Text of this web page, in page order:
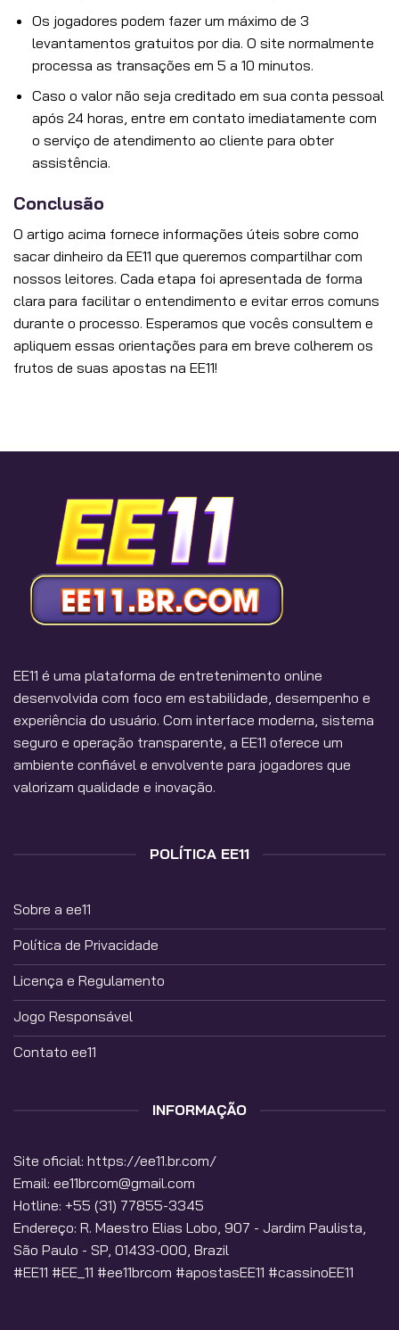
Os jogadores podem fazer um máximo de 3
levantamentos gratuitos por dia. O site normalmente
processa as transações em 5 a 10 minutos.
Caso o valor não seja creditado em sua conta pessoal
após 24 horas, entre em contato imediatamente com
o serviço de atendimento ao cliente para obter
assistência.
Conclusão
O artigo acima fornece informações úteis sobre como
sacar dinheiro da EE11 que queremos compartilhar com
nossos leitores. Cada etapa foi apresentada de forma
clara para facilitar o entendimento e evitar erros comuns
durante o processo. Esperamos que vocês consultem e
apliquem essas orientações para em breve colherem os
frutos de suas apostas na EE11!
EE11 é uma plataforma de entretenimento online
desenvolvida com foco em estabilidade, desempenho e
experiência do usuário. Com interface moderna, sistema
seguro e operação transparente, a EE11 oferece um
ambiente confiável e envolvente para jogadores que
valorizam qualidade e inovação.
POLÍTICA EE11
Sobre a ee11
Política de Privacidade
Licença e Regulamento
Jogo Responsável
Contato ee11
INFORMAÇÃO
Site oficial: https://ee11.br.com/
Email: ee11brcom@gmail.com
Hotline: +55 (31) 77855-3345
Endereço: R. Maestro Elias Lobo, 907 - Jardim Paulista,
São Paulo - SP, 01433-000, Brazil
#EE11 #EE_11 #ee11brcom #apostasEE11 #cassinoEE11